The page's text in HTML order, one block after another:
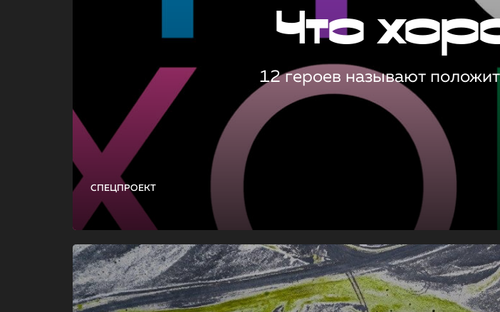
СПЕЦПРОЕКТ
Что
12 героев называют